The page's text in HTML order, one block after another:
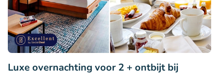
Luxe overnachting voor 2 + ontbijt bij